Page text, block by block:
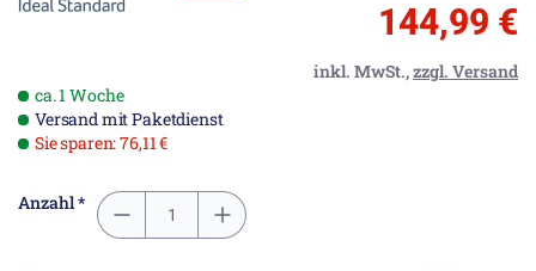
144,99 €
inkl. MwSt.,zzgl. Versand
ca. 1 Woche
Versand mit Paketdienst
Sie sparen: 76,11 €
Anzahl *